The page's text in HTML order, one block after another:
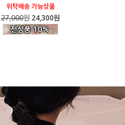
위탁배송 가능상품
27,000원 24,300원